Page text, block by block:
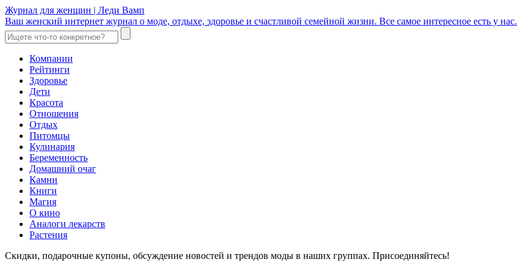
Журнал для женщин | Леди Вамп
Ваш женский интернет журнал о моде, отдыхе, здоровье и счастливой семейной жизни. Все самое интересное есть у нас.
Компании
Рейтинги
Здоровье
Дети
Красота
Отношения
Отдых
Питомцы
Кулинария
Беременность
Домашний очаг
Камни
Книги
Магия
О кино
Аналоги лекарств
Растения
Скидки, подарочные купоны, обсуждение новостей и трендов моды в наших группах. Присоединяйтесь!